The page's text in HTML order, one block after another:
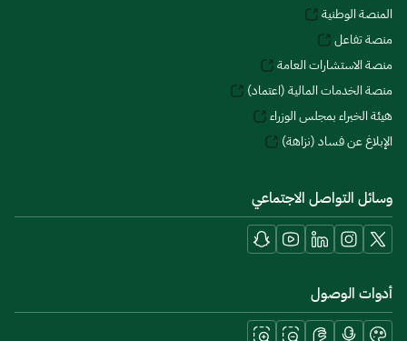
المنصة الوطنية
منصة تفاعل
منصة الاستشارات العامة
منصة الخدمات المالية (اعتماد)
هيئة الخبراء بمجلس الوزراء
الإبلاغ عن فساد (نزاهة)
وسائل التواصل الاجتماعي
أدوات الوصول